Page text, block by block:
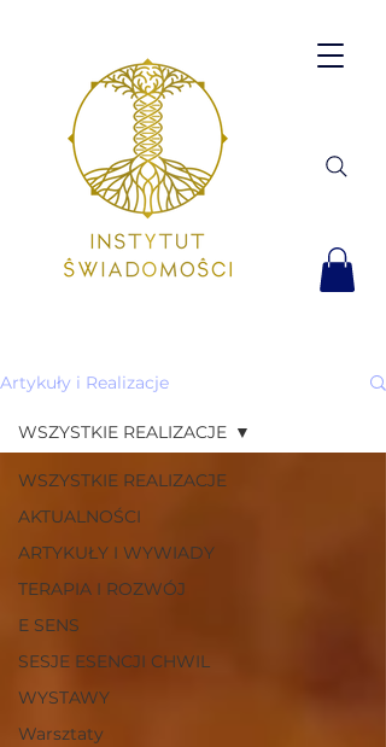
Artykuły i Realizacje
WSZYSTKIE REALIZACJE
AKTUALNOŚCI
ARTYKUŁY I WYWIADY
TERAPIA I ROZWÓJ
E SENS
SESJE ESENCJI CHWIL
WYSTAWY
Warsztaty
WSZYSTKIE REALIZACJE